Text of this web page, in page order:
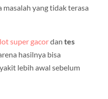
masalah yang tidak terasa
super gacordan tes
hasilnya bisa
lebih awal sebelum